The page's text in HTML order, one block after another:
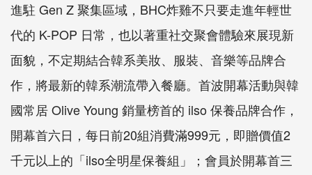
進駐 Gen Z聚集區域， BHC炸雞不只要走進年輕世
代的 K-POP 日常， 也以著重社交聚會體驗來展現新
面貌，不定期結合韓系美妝、服裝、 音樂等品牌合
作，將最新的韓系潮流帶入餐廳。 首波開幕活動與韓
國常居Olive Young 銷量榜首的 ilso 保養品牌合作，
開幕首六日，每日前20組消費滿999元，即贈價值2
千元以上的「ilso全明星保養組」；會員於開幕首三